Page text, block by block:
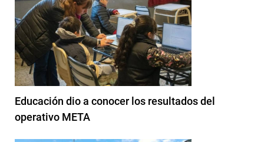
Educación dio a conocer los resultados del
operativo META